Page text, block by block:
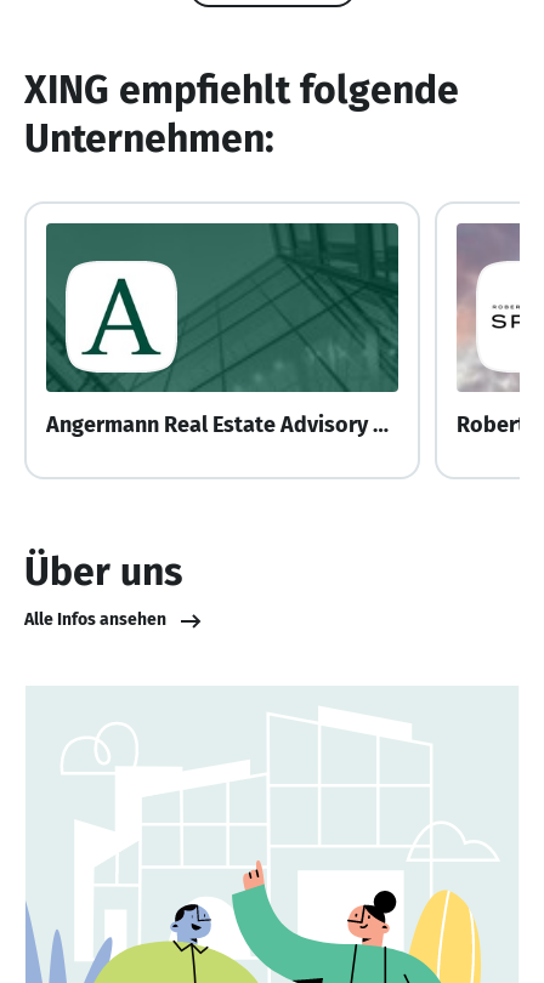
XING empfiehlt folgende
Unternehmen:
Angermann Real Estate Advisory AG Robert
Über uns
Alle Infos ansehen